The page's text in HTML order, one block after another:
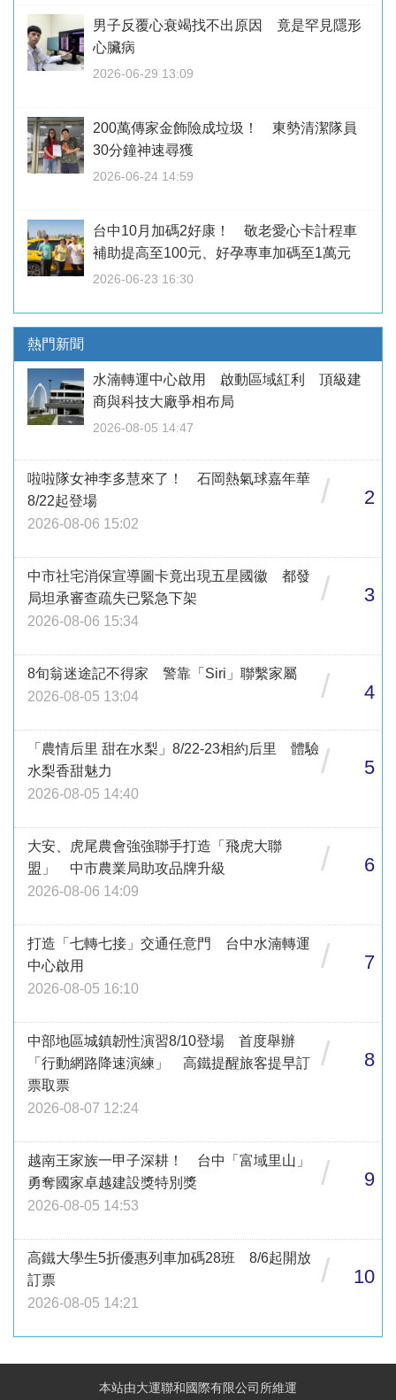
男子反覆心衰竭找不出原因 竟是罕見隱形
心臟病
2026-06-29 13:09
200萬傳家金飾險成垃圾！ 東勢清潔隊員
30分鐘神速尋獲
2026-06-24 14:59
台中10月加碼2好康！ 敬老愛心卡計程車
補助提高至100元、好孕專車加碼至1萬元
2026-06-23 16:30
熱門新聞
水湳轉運中心啟用 啟動區域紅利 頂級建
商與科技大廠爭相布局
2026-08-05 14:47
啦啦隊女神李多慧來了！ 石岡熱氣球嘉年華
8/22起登場
2026-08-06 15:02
/ 2
中市社宅消保宣導圖卡竟出現五星國徽 都發
局坦承審查疏失已緊急下架
2026-08-06 15:34
/ 3
8旬翁迷途記不得家 警靠「Siri」聯繫家屬
2026-08-05 13:04
/ 4
「農情后里 甜在水梨」8/22-23相約后里 體驗
水梨香甜魅力
2026-08-05 14:40
/ 5
大安、虎尾農會強強聯手打造「飛虎大聯
盟」 中市農業局助攻品牌升級
2026-08-06 14:09
/ 6
打造「七轉七接」交通任意門 台中水湳轉運
中心啟用
2026-08-05 16:10
/ 7
中部地區城鎮韌性演習8/10登場 首度舉辦
「行動網路降速演練」 高鐵提醒旅客提早訂
票取票
2026-08-07 12:24
/ 8
越南王家族一甲子深耕！ 台中「富域里山」
勇奪國家卓越建設獎特別獎
2026-08-05 14:53
/ 9
高鐵大學生5折優惠列車加碼28班 8/6起開放
訂票
2026-08-05 14:21
/ 10
本站由大運聯和國際有限公司所維運